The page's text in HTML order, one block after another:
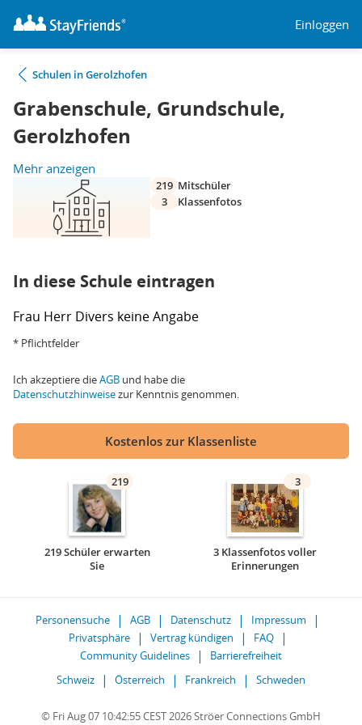
Einloggen
Schulen in Gerolzhofen
Grabenschule, Grundschule,
Gerolzhofen
Mehr anzeigen
219 Mitschüler
3
Klassenfotos
In diese Schule eintragen
Frau Herr Divers keine Angabe
* Pflichtfelder
Ich akzeptiere dieAGB und habe die
Datenschutzhinweisezur Kenntnis genommen.
Kostenlos zur Klassenliste
219
219 Schüler erwarten
Sie
3
3 Klassenfotos voller
Erinnerungen
Personensuche AGB Datenschutz
Impressum
Privatsphäre
Vertrag kündigen
FAQ
Community Guidelines
Barrierefreiheit
Schweiz
Österreich Frankreich Schweden
© Fri Aug 07 10:42:55 CEST 2026 Ströer Connections GmbH